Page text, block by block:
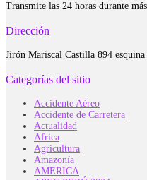
Transmite las 24 horas durante
Dirección
Jirón Mariscal Castilla 894
Categorías del sitio
Accidente Aéreo
Accidente de Carretera
Actualidad
Africa
Agricultura
Amazonía
AMERICA